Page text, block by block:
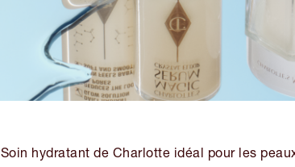
Soin hydratant de Charlotte idéal pour les